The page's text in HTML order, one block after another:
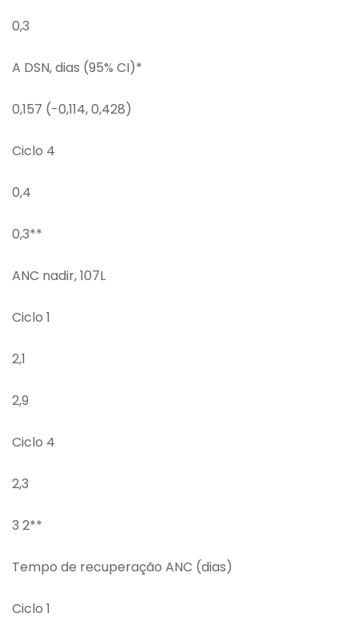
0,3
A DSN, dias (95% CI)*
0,157 (-0,114, 0,428)
Ciclo 4
0,4
0,3**
ANC nadir, 107L
Ciclo 1
2,1
2,9
Ciclo 4
2,3
3 2**
Tempo de recuperação ANC (dias)
Ciclo 1